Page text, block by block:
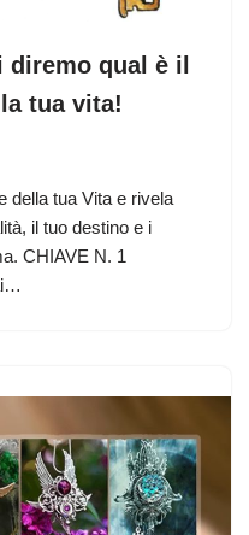
qual è il
tua vita!
della tua Vita e rivela
il tuo destino e i
CHIAVE N. 1